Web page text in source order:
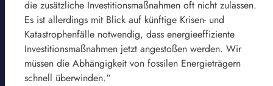
die zusätzliche Investitionsmaßnahmen oft nicht zulassen.
Es ist allerdings mit Blick auf künftige Krisen- und
Katastrophenfälle notwendig, dass energieeffiziente
Investitionsmaßnahmen jetzt angestoßen werden. Wir
müssen die Abhängigkeit von fossilen Energieträgern
schnell überwinden.“